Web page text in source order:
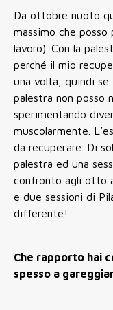
Da ottobre nuoto
massimo che
lavoro). Con la
perché il mio
una volta, quindi
palestra non posso
sperimentando
muscolarmente.
da recuperare. Di
palestra ed una
confronto agli otto
e due sessioni di
differente!
Che rapporto hai
spesso a